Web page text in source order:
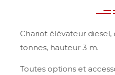
Chariot élévateur
tonnes, hauteur 3 m.
Toutes options et